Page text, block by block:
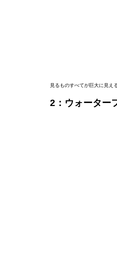
見るものすべてが巨大に見え
2：ウォーター